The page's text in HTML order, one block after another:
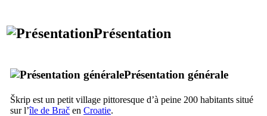
Présentation
Présentation générale
Škrip est un petit village pittoresque d’à peine 200 habitants situé
sur l’île de Brač en Croatie.